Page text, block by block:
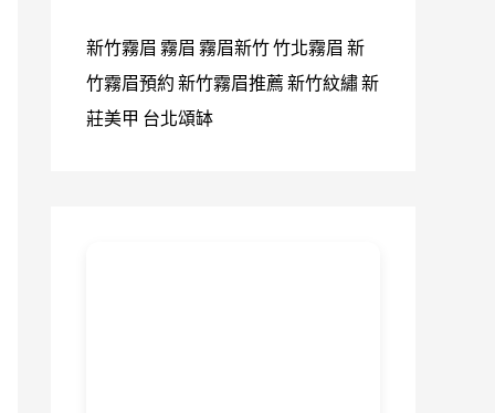
新竹霧眉 霧眉 霧眉新竹竹北霧眉 新
竹霧眉預約 新竹霧眉推薦 新竹紋繡新
莊美甲 台北頌缽